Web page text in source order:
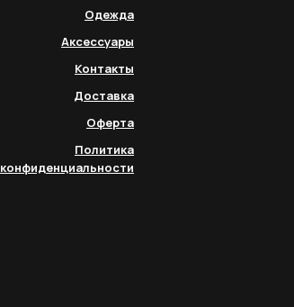
Одежда
Аксессуары
Контакты
Доставка
Оферта
Политика
конфиденциальности